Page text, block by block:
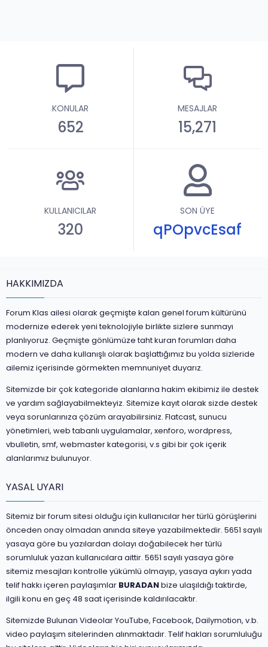
KONULAR
652
MESAJLAR
15,271
KULLANICILAR
320
SON ÜYE
qPOpvcEsaf
HAKKIMIZDA
Forum Klas ailesi olarak geçmişte kalan genel forum kültürünü
modernize ederek yeni teknolojiyle birlikte sizlere sunmayı
planlıyoruz. Geçmişte gönlümüze taht kuran forumları daha
modern ve daha kullanışlı olarak başlattığımız bu yolda sizleride
ailemiz içerisinde görmekten memnuniyet duyarız.
Sitemizde bir çok kategoride alanlarına hakim ekibimiz ile destek
ve yardım sağlayabilmekteyiz. Sitemize kayıt olarak sizde destek
veya sorunlarınıza çözüm arayabilirsiniz. Flatcast, sunucu
yönetimleri, web tabanlı uygulamalar, xenforo, wordpress,
vbulletin, smf, webmaster kategorisi, v.s gibi bir çok içerik
alanlarımız bulunuyor.
YASAL UYARI
Sitemiz bir forum sitesi olduğu için kullanıcılar her türlü görüşlerini
önceden onay olmadan anında siteye yazabilmektedir. 5651 sayılı
yasaya göre bu yazılardan dolayı doğabilecek her türlü
sorumluluk yazan kullanıcılara aittir. 5651 sayılı yasaya göre
sitemiz mesajları kontrolle yükümlü olmayıp, yasaya aykırı yada
telif hakkı içeren paylaşımlar BURADANbize ulaşıldığı taktirde,
ilgili konu en geç 48 saat içerisinde kaldırılacaktır.
Sitemizde Bulunan Videolar YouTube, Facebook, Dailymotion, v.b.
video paylaşım sitelerinden alınmaktadır. Telif hakları sorumluluğu